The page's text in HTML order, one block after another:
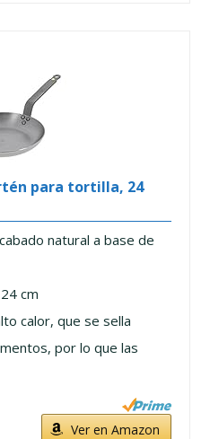
para tortilla, 24
natural a base de
cm
calor, que se sella
por lo que las
Ver en Amazon